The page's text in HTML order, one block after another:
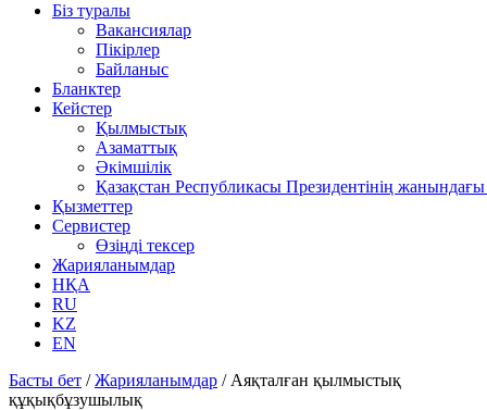
Біз туралы
Вакансиялар
Пікірлер
Байланыс
Бланктер
Кейстер
Қылмыстық
Азаматтық
Әкімшілік
Қазақстан Республикасы Президентінің
Қызметтер
Сервистер
Өзіңді тексер
Жарияланымдар
НҚА
RU
KZ
EN
Басты бет /Жарияланымдар / Аяқталған қылмыстық
құқықбұзушылық